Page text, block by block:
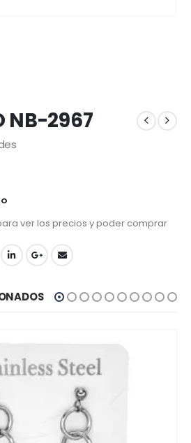
NB-2967
ver los precios y poder comprar